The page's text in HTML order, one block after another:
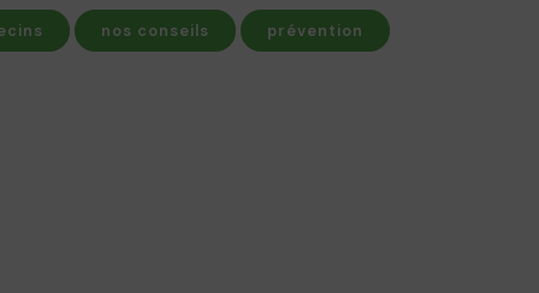
nos conseils prévention